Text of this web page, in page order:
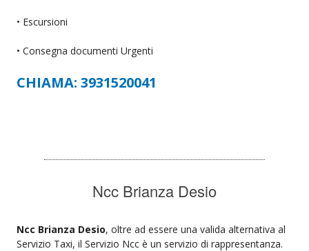
• Escursioni
• Consegna documenti Urgenti
CHIAMA: 3931520041
Ncc Brianza Desio
Ncc Brianza Desio, oltre ad essere una valida alternativa al
Servizio Taxi, il Servizio Ncc è un servizio di rappresentanza.